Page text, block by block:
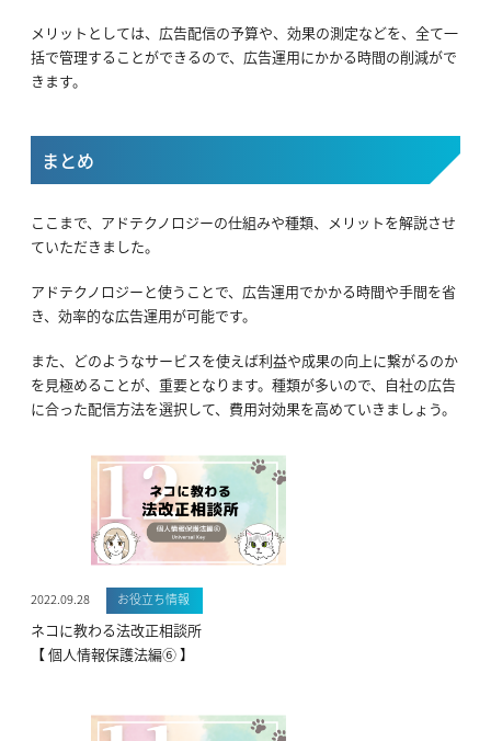
メリットとしては、広告配信の予算や、効果の測定などを、全て一
括で管理することができるので、広告運用にかかる時間の削減がで
きます。
まとめ
ここまで、アドテクノロジーの仕組みや種類、メリットを解説させ
ていただきました。
アドテクノロジーと使うことで、広告運用でかかる時間や手間を省
き、効率的な広告運用が可能です。
また、どのようなサービスを使えば利益や成果の向上に繋がるのか
を見極めることが、重要となります。種類が多いので、自社の広告
に合った配信方法を選択して、費用対効果を高めていきましょう。
2022.09.28 お役立ち情報
ネコに教わる法改正相談所
【 個人情報保護法編⑥ 】